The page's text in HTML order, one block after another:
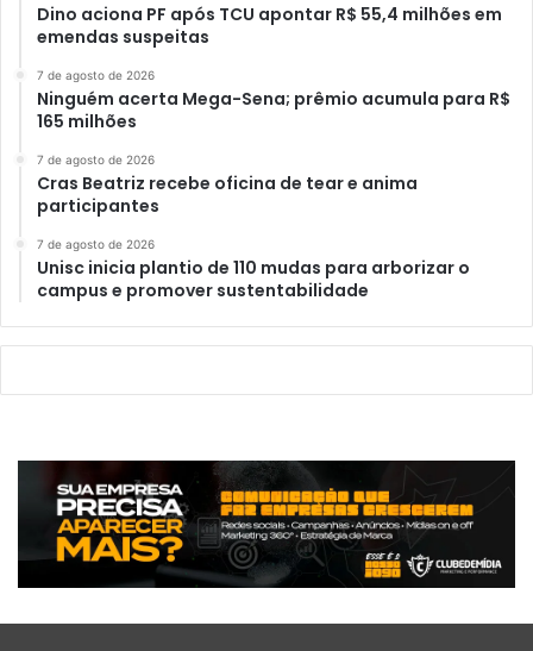
Dino aciona PF após TCU apontar R$ 55,4 milhões em
emendas suspeitas
7 de agosto de 2026
Ninguém acerta Mega-Sena; prêmio acumula para R$
165 milhões
7 de agosto de 2026
Cras Beatriz recebe oficina de tear e anima
participantes
7 de agosto de 2026
Unisc inicia plantio de 110 mudas para arborizar o
campus e promover sustentabilidade